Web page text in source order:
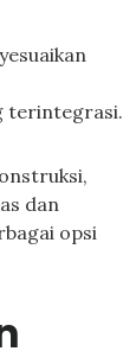
terintegrasi.
dan
opsi